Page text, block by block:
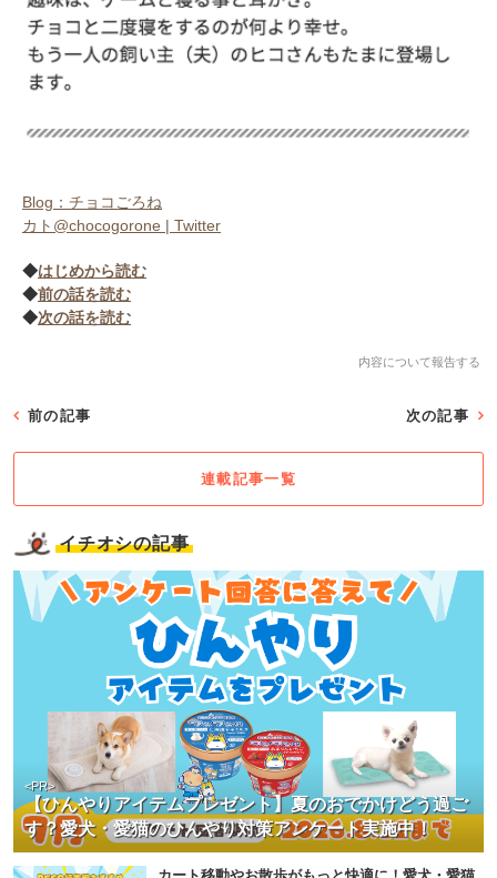
Blog：チョコごろね
カト@chocogorone | Twitter
◆はじめから読む
◆前の話を読む
◆次の話を読む
内容について報告する
前の記事 次の記事
連載記事一覧
イチオシの記事
【ひんやりアイテムプレゼント】夏のおでかけどう過ご
す？愛犬・愛猫のひんやり対策アンケート実施中！
<PR>